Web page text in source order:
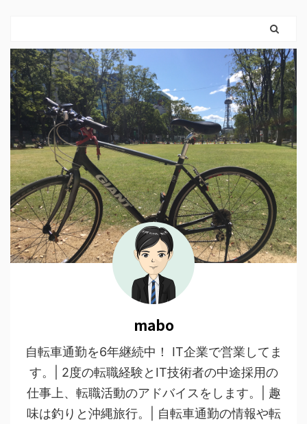
mabo
自転車通勤を6年継続中！ IT企業で営業してま
す。| 2度の転職経験とIT技術者の中途採用の
仕事上、転職活動のアドバイスをします。| 趣
味は釣りと沖縄旅行。| 自転車通勤の情報や転